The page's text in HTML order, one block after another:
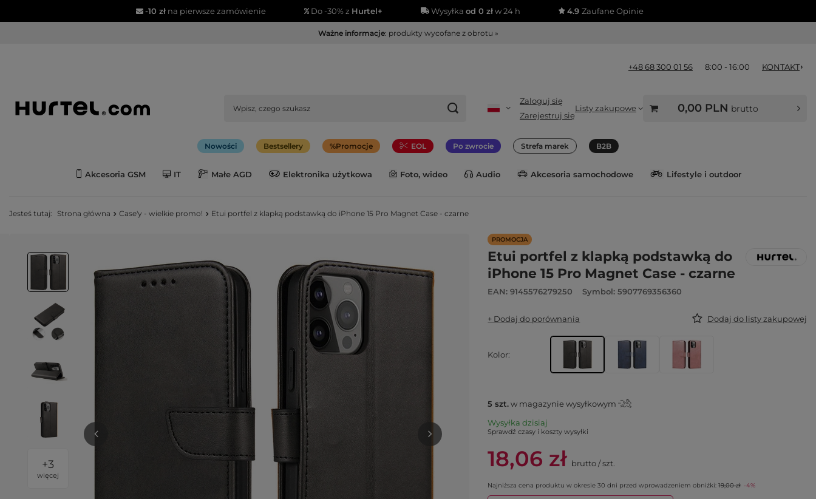
-10 złna pierwsze zamówienie Do -30% z Hurtel+ Wysyłka od 0 złw 24 h 4.9Zaufane Opinie
Ważne informacje: produkty wycofane z obrotu »
+48 68 300 01 56 8:00 - 16:00 KONTAKT
Zaloguj się
Zarejestruj się
Listy zakupowe 0,00 PLN brutto
Nowości Bestsellery Promocje EOL Po zwrocie Strefa marek B2B
Akcesoria GSM IT Małe AGD Elektronika użytkowa Foto, wideo Audio Akcesoria samochodowe Lifestyle i outdoor
Jesteś tutaj: Strona główna Case'y - wielkie promo! Etui portfel z klapką podstawką do iPhone 15 Pro Magnet Case - czarne
+3
więcej
PROMOCJA
Etui portfel z klapką podstawką do
iPhone 15 Pro Magnet Case - czarne
EAN: 9145576279250 Symbol: 5907769356360
+ Dodaj do porównania Dodaj do listy zakupowej
Kolor
5 szt.w magazynie wysyłkowym
Wysyłkadzisiaj
Sprawdź czasy i koszty wysyłki
18,06 zł brutto/szt.
Najniższa cena produktu w okresie 30 dni przed wprowadzeniem obniżki:19,00 zł -4%